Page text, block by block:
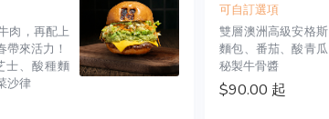
肉，再配上
來活力！
士、酸種麵
沙律
可自訂選項
雙層澳洲高級安格
麵包、番茄、酸青
秘製牛骨醬
$90.00 起